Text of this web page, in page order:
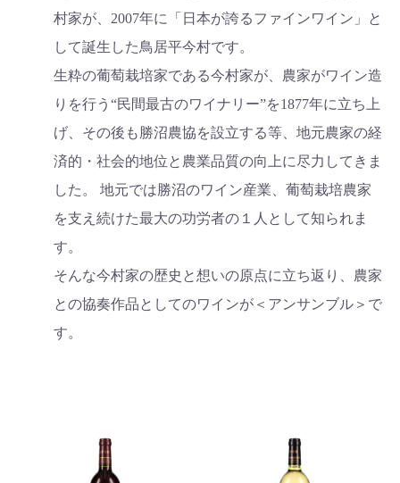
村家が、2007年に「日本が誇るファインワイン」と
して誕生した鳥居平今村です。
生粋の葡萄栽培家である今村家が、農家がワイン造
りを行う“民間最古のワイナリー”を1877年に立ち上
げ、その後も勝沼農協を設立する等、地元農家の経
済的・社会的地位と農業品質の向上に尽力してきま
した。 地元では勝沼のワイン産業、葡萄栽培農家
を支え続けた最大の功労者の１人として知られま
す。
そんな今村家の歴史と想いの原点に立ち返り、農家
との協奏作品としてのワインが＜アンサンブル＞で
す。